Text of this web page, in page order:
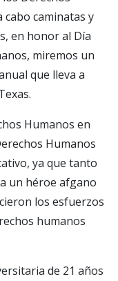
caminatas y
en honor al Día
miremos un
que lleva a
Humanos en
Humanos
ya que tanto
un héroe afgano
los esfuerzos
humanos
de 21 años